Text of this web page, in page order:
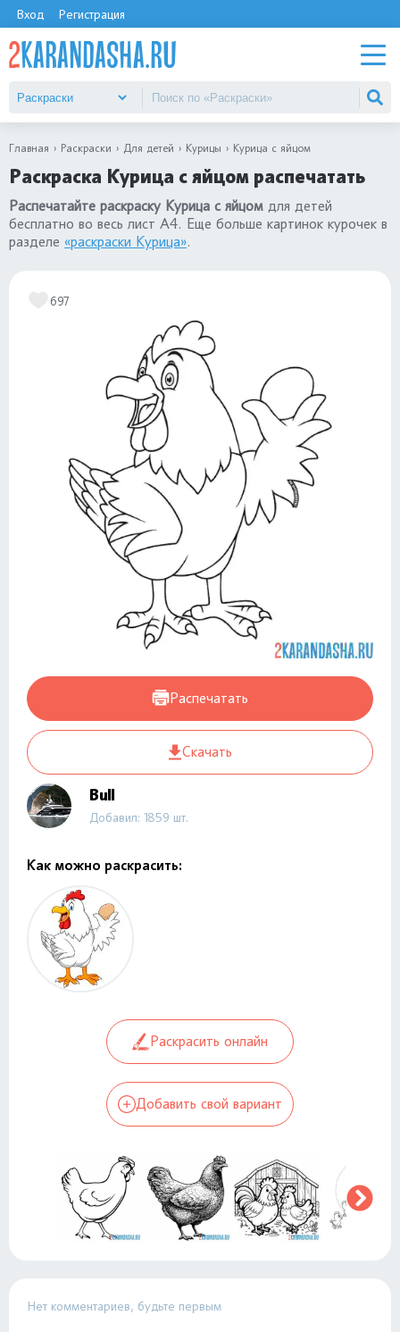
Вход Регистрация
Главная Раскраски Для детей Курицы Курица с яйцом
Раскраска Курица с яйцом распечатать
Распечатайте раскраску Курица с яйцом для детей
бесплатно во весь лист А4. Еще больше картинок курочек в
разделе «раскраски Курица».
697
Распечатать
Скачать
Bull
Добавил: 1859 шт.
Как можно раскрасить:
Раскрасить онлайн
Добавить свой вариант
Нет комментариев, будьте первым